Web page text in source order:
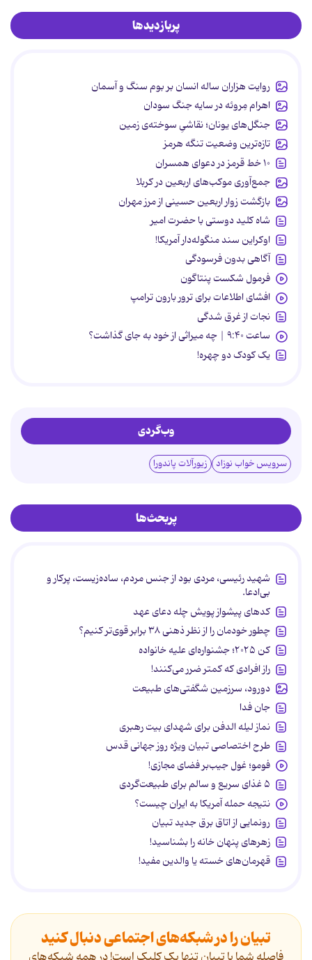
پربازدیدها
روایت هزاران ساله انسان بر بوم سنگ و آسمان
اهرام مِروئه در سایه جنگ سودان
جنگل‌های یونان؛ نقاشیِ سوخته‌ی زمین
تازه‌ترین وضعیت تنگه هرمز
۱۰ خط قرمز در دعوای همسران
جمع‌آوری موکب‌های اربعین در کربلا
بازگشت زوار اربعین حسینی از مرز مهران
شاه کلید دوستی با حضرت امیر
اوکراین سند منگوله‌دار آمریکا!
آگاهی بدون فرسودگی
فرمول شکست پنتاگون
افشای اطلاعات برای ترور بارون ترامپ
نجات از غرق شدگی
ساعت ۹:۴۰ | چه میراثی از خود به جای گذاشت؟
یک کودک دو چهره!
وب‌گردی
سرویس خواب نوزاد زیورآلات پاندورا
پربحث‌ها
شهید رئیسی، مردی بود از جنس مردم، ساده‌زیست، پرکار و
بی‌ادعا.
کدهای پیشواز پویش چله دعای عهد
چطور خودمان را از نظر ذهنی ۳۸ برابر قوی‌تر کنیم؟
کن ۲۰۲۵؛ جشنواره‌ای علیه خانواده
راز افرادی که کمتر ضرر می‌کنند!
دورود، سرزمین شگفتی‌های طبیعت
جان فدا
نماز لیله الدفن برای شهدای بیت رهبری
طرح اختصاصی تبیان ویژه روز جهانی قدس
فومو؛ غول جیب‌بر فضای مجازی!
۵ غذای سریع و سالم برای طبیعت‌گردی
نتیجه حمله آمریکا به ایران چیست؟
رونمایی از اتاق برق جدید تبیان
زهرهای پنهان خانه را بشناسید!
قهرمان‌های خسته یا والدین مفید!
تبیان را در شبکه‌های اجتماعی دنبال کنید